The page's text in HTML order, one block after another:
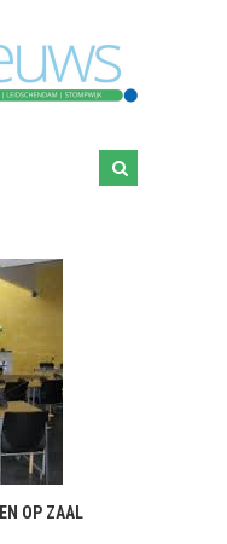
OP ZAAL